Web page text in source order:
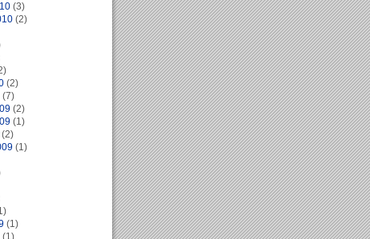
(3)
(2)
(2)
(7)
(2)
(1)
(2)
(1)
(1)